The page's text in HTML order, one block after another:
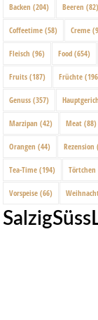
Backen (204) Beeren (82)
Coffeetime (58) Creme
Fleisch (96) Food (654)
Fruits (187) Früchte
Genuss (357)
Marzipan (42) Meat (88)
Orangen (44) Rezension
Tea-Time (194) Törtchen
Vorspeise (66)